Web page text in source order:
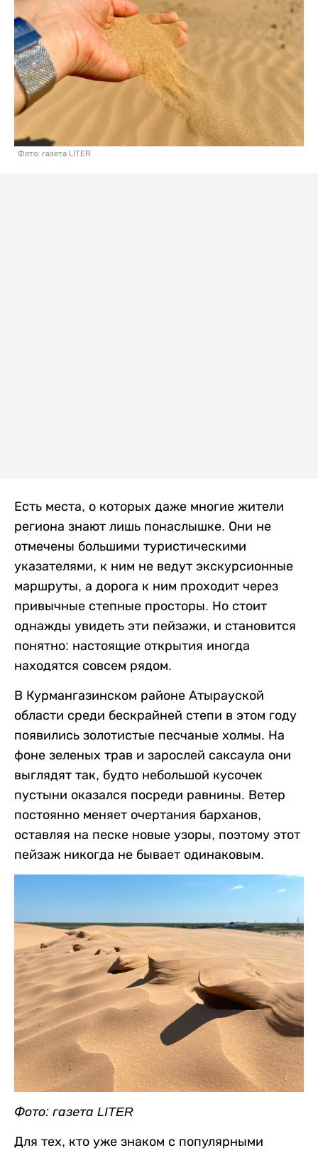
Фото: газета LITER
Есть места, о которых даже многие жители
региона знают лишь понаслышке. Они не
отмечены большими туристическими
указателями, к ним не ведут экскурсионные
маршруты, а дорога к ним проходит через
привычные степные просторы. Но стоит
однажды увидеть эти пейзажи, и становится
понятно: настоящие открытия иногда
находятся совсем рядом.
В Курмангазинском районе Атырауской
области среди бескрайней степи в этом году
появились золотистые песчаные холмы. На
фоне зеленых трав и зарослей саксаула они
выглядят так, будто небольшой кусочек
пустыни оказался посреди равнины. Ветер
постоянно меняет очертания барханов,
оставляя на песке новые узоры, поэтому этот
пейзаж никогда не бывает одинаковым.
Фото: газета LITER
Для тех, кто уже знаком с популярными